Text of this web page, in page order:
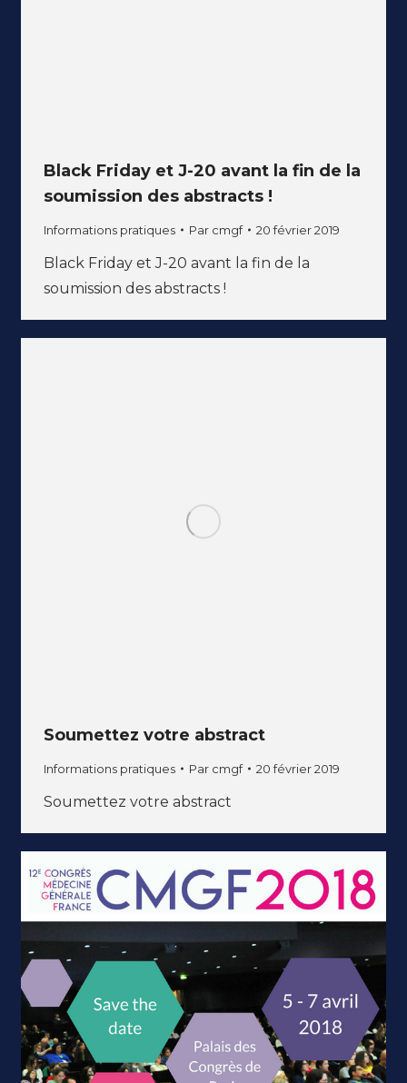
Black Friday et J-20 avant la fin de la
soumission des abstracts !
Informations pratiques Par cmgf 20 février 2019
Black Friday et J-20 avant la fin de la
soumission des abstracts !
Soumettez votre abstract
Informations pratiques Par cmgf 20 février 2019
Soumettez votre abstract